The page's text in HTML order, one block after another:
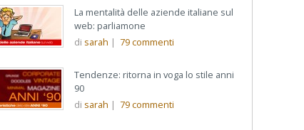
La mentalità delle aziende italiane sul
web: parliamone
di sarah | 79commenti
Tendenze: ritorna in voga lo stile anni
90
di sarah | 79commenti